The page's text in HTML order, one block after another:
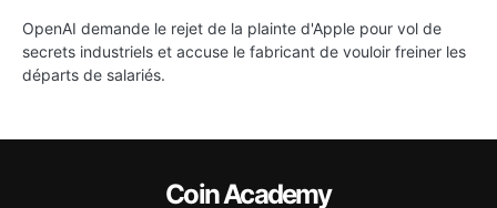
OpenAI demande le rejet de la plainte d'Apple pour vol de
secrets industriels et accuse le fabricant de vouloir freiner les
départs de salariés.
Coin Academy